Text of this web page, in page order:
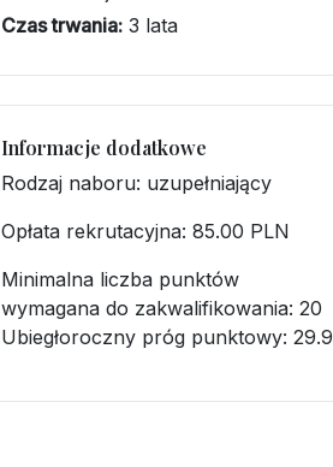
Czas trwania: 3 lata
Informacje dodatkowe
Rodzaj naboru: uzupełniający
Opłata rekrutacyjna: 85.00 PLN
Minimalna liczba punktów
wymagana do zakwalifikowania: 20
Ubiegłoroczny próg punktowy: 29.9